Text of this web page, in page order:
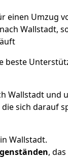
einen Umzug
Wallstadt,
beste
Wallstadt und
sich darauf
Wallstadt.
,